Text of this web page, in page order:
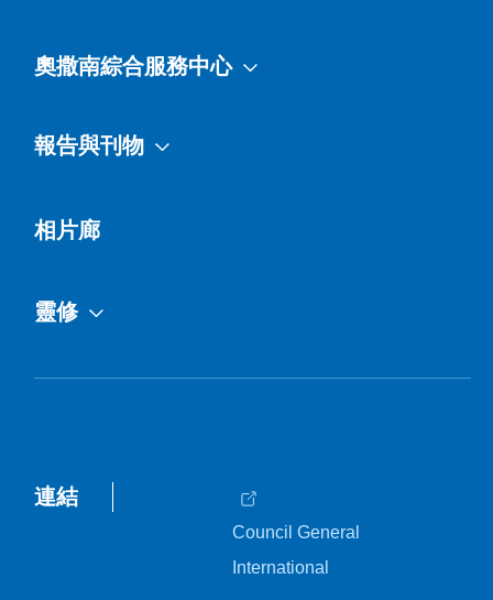
奧撒南綜合服務中心
報告與刊物
相片廊
靈修
連結
Council General
International